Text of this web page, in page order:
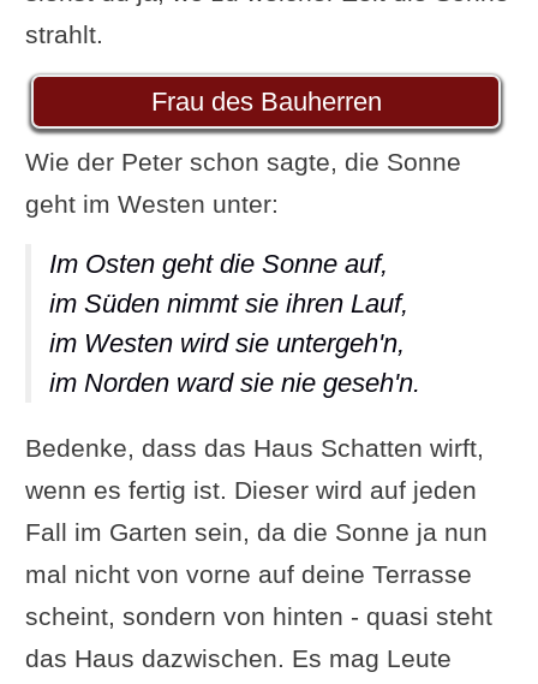
strahlt.
Frau des Bauherren
Wie der Peter schon sagte, die Sonne
geht im Westen unter:
Im Osten geht die Sonne auf,
im Süden nimmt sie ihren Lauf,
im Westen wird sie untergeh'n,
im Norden ward sie nie geseh'n.
Bedenke, dass das Haus Schatten wirft,
wenn es fertig ist. Dieser wird auf jeden
Fall im Garten sein, da die Sonne ja nun
mal nicht von vorne auf deine Terrasse
scheint, sondern von hinten - quasi steht
das Haus dazwischen. Es mag Leute